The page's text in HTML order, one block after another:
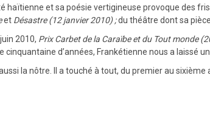
et sa poésie vertigineuse provoque des
et Désastre (12 janvier 2010) ;du théâtre dont sa
2010, Prix Carbet de la Caraïbe et du Tout monde
d’années, Frankétienne nous a laissé
la nôtre. Il a touché à tout, du premier au